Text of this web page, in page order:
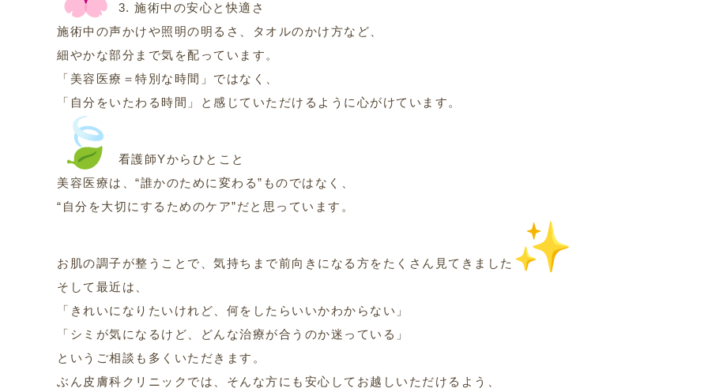
3. 施術中の安心と快適さ
施術中の声かけや照明の明るさ、タオルのかけ方など、
細やかな部分まで気を配っています。
「美容医療＝特別な時間」ではなく、
「自分をいたわる時間」と感じていただけるように心がけています。
看護師Yからひとこと
美容医療は、“誰かのために変わる”ものではなく、
“自分を大切にするためのケア”だと思っています。
お肌の調子が整うことで、気持ちまで前向きになる方をたくさん見てきました
そして最近は、
「きれいになりたいけれど、何をしたらいいかわからない」
「シミが気になるけど、どんな治療が合うのか迷っている」
というご相談も多くいただきます。
ぶん皮膚科クリニックでは、そんな方にも安心してお越しいただけるよう、